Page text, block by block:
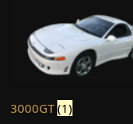
3000GT(1)